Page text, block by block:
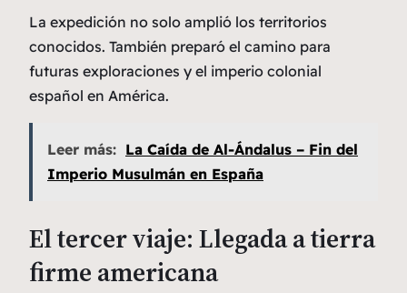
La expedición no solo amplió los territorios
conocidos. También preparó el camino para
futuras exploraciones y el imperio colonial
español en América.
Leer más: La Caída de Al-Ándalus – Fin del
Imperio Musulmán en España
El tercer viaje: Llegada a tierra
firme americana